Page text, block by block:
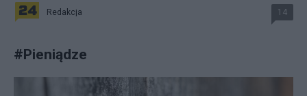
Redakcja 14
#Pieniądze